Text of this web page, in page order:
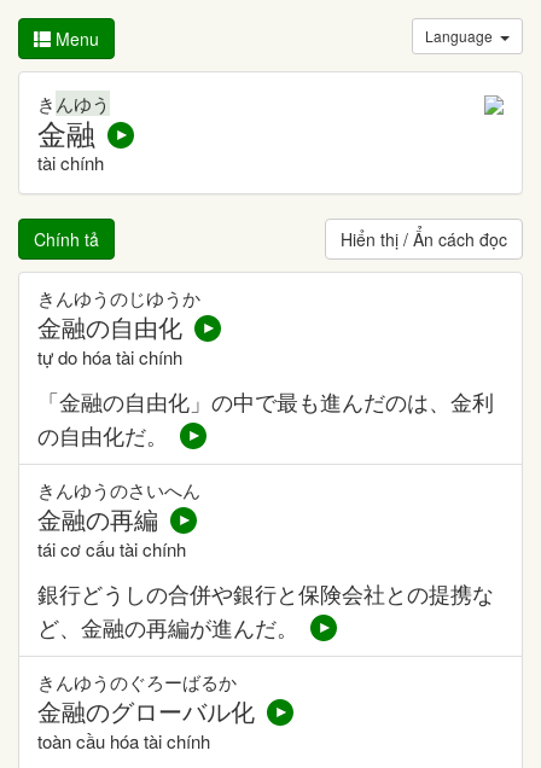
Menu Language
き んゆう
金融
tài chính
Hiển thị / Ẩn cách đọc
Chính tả
きんゆうのじゆうか
金融の自由化
tự do hóa tài chính
「金融の自由化」の中で最も進んだのは、金利
の自由化だ。
きんゆうのさいへん
金融の再編
tái cơ cấu tài chính
銀行どうしの合併や銀行と保険会社との提携な
ど、金融の再編が進んだ。
きんゆうのぐろーばるか
金融のグローバル化
toàn cầu hóa tài chính